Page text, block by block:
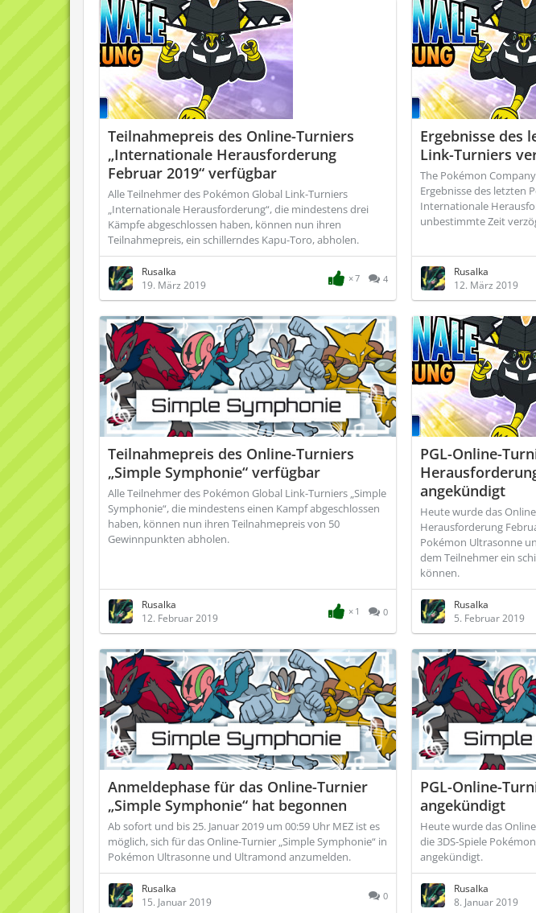
Teilnahmepreis des Online-Turniers
„Internationale Herausforderung
Februar 2019“ verfügbar
Alle Teilnehmer des Pokémon Global Link-Turniers
„Internationale Herausforderung“, die mindestens drei
Kämpfe abgeschlossen haben, können nun ihren
Teilnahmepreis, ein schillerndes Kapu-Toro, abholen.
Rusalka
19. März 2019
7 4
Ergebnisse des
Link-Turniers
The Pokémon
Ergebnisse des letzten
Internationale
unbestimmte Zeit
Rusalka
12. März 2019
Teilnahmepreis des Online-Turniers
„Simple Symphonie“ verfügbar
Alle Teilnehmer des Pokémon Global Link-Turniers „Simple
Symphonie“, die mindestens einen Kampf abgeschlossen
haben, können nun ihren Teilnahmepreis von 50
Gewinnpunkten abholen.
Rusalka
12. Februar 2019
1 0
PGL-Online-
angekündigt
Heute wurde das
Herausforderung
Pokémon Ultrasonne
dem Teilnehmer ein
können.
Rusalka
5. Februar 2019
Anmeldephase für das Online-Turnier
„Simple Symphonie“ hat begonnen
Ab sofort und bis 25. Januar 2019 um 00:59 Uhr MEZ ist es
möglich, sich für das Online-Turnier „Simple Symphonie“ in
Pokémon Ultrasonne und Ultramond anzumelden.
Rusalka
15. Januar 2019
0
PGL-Online-
angekündigt
Heute wurde das
die 3DS-Spiele
angekündigt.
Rusalka
8. Januar 2019